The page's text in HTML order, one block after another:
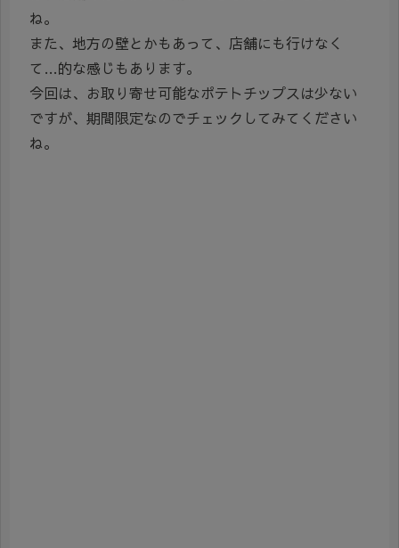
ね。
また、地方の壁とかもあって、店舗にも行けなく
て…的な感じもあります。
今回は、お取り寄せ可能なポテトチップスは少ない
ですが、期間限定なのでチェックしてみてください
ね。